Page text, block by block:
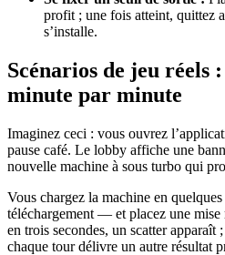
profit ; une fois atteint, quittez
s’installe.
Scénarios de jeu réels
minute par minute
Imaginez ceci : vous ouvrez
pause café. Le lobby affiche une
nouvelle machine à sous turbo qui
Vous chargez la machine en
téléchargement — et placez une
en trois secondes, un scatter
chaque tour délivre un autre résultat